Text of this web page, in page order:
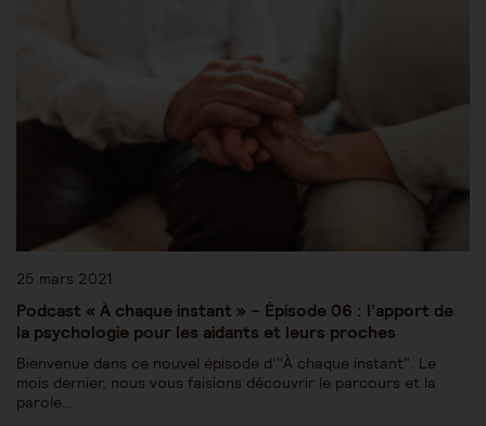
25 mars 2021
Podcast « À chaque instant » – Épisode 06 : l’apport de
la psychologie pour les aidants et leurs proches
Bienvenue dans ce nouvel épisode d’"À chaque instant". Le
mois dernier, nous vous faisions découvrir le parcours et la
parole…